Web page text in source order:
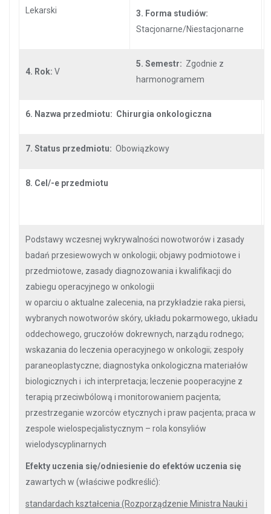
Lekarski
3. Forma studiów:
Stacjonarne/Niestacjonarne
4. Rok: V
5. Semestr: Zgodnie z
harmonogramem
6. Nazwa przedmiotu: Chirurgia onkologiczna
7. Status przedmiotu: Obowiązkowy
8. Cel/-e przedmiotu
Podstawy wczesnej wykrywalności nowotworów i zasady
badań przesiewowych w onkologii; objawy podmiotowe i
przedmiotowe, zasady diagnozowania i kwalifikacji do
zabiegu operacyjnego w onkologii
w oparciu o aktualne zalecenia, na przykładzie raka piersi,
wybranych nowotworów skóry, układu pokarmowego, układu
oddechowego, gruczołów dokrewnych, narządu rodnego;
wskazania do leczenia operacyjnego w onkologii; zespoły
paraneoplastyczne; diagnostyka onkologiczna materiałów
biologicznych i ich interpretacja; leczenie pooperacyjne z
terapią przeciwbólową i monitorowaniem pacjenta;
przestrzeganie wzorców etycznych i praw pacjenta; praca w
zespole wielospecjalistycznym – rola konsyliów
wielodyscyplinarnych
Efekty uczenia się/odniesienie do efektów uczenia się
zawartych w (właściwe podkreślić):
standardach kształcenia (Rozporządzenie Ministra Nauki i